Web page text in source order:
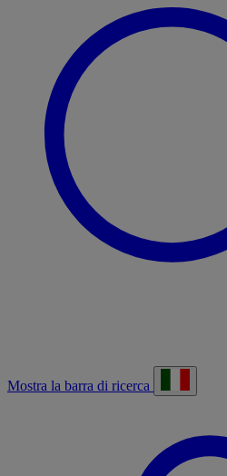
Mostra la barra di ricerca